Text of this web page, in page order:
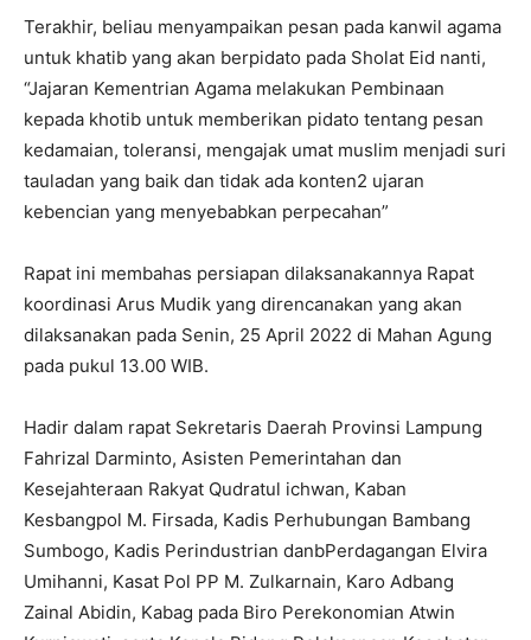
Terakhir, beliau menyampaikan pesan pada kanwil agama
untuk khatib yang akan berpidato pada Sholat Eid nanti,
“Jajaran Kementrian Agama melakukan Pembinaan
kepada khotib untuk memberikan pidato tentang pesan
kedamaian, toleransi, mengajak umat muslim menjadi suri
tauladan yang baik dan tidak ada konten2 ujaran
kebencian yang menyebabkan perpecahan”
Rapat ini membahas persiapan dilaksanakannya Rapat
koordinasi Arus Mudik yang direncanakan yang akan
dilaksanakan pada Senin, 25 April 2022 di Mahan Agung
pada pukul 13.00 WIB.
Hadir dalam rapat Sekretaris Daerah Provinsi Lampung
Fahrizal Darminto, Asisten Pemerintahan dan
Kesejahteraan Rakyat Qudratul ichwan, Kaban
Kesbangpol M. Firsada, Kadis Perhubungan Bambang
Sumbogo, Kadis Perindustrian danbPerdagangan Elvira
Umihanni, Kasat Pol PP M. Zulkarnain, Karo Adbang
Zainal Abidin, Kabag pada Biro Perekonomian Atwin